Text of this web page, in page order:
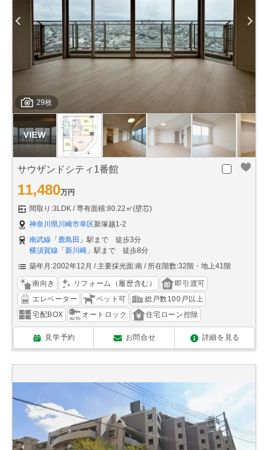
29枚
サウザンドシティ1番館
11,480万円
間取り:3LDK
専有面積:80.22㎡(壁芯)
神奈川県川崎市幸区新塚越1-2
南武線 「 鹿島田 」駅まで 徒歩3分
横須賀線 「新川崎 」駅まで 徒歩8分
築年月:2002年12月
主要採光面:南 所在階数:32階・地上41階
南向き リフォーム（履歴含む）
即引渡可
エレベーター
ペット可
総戸数100戸以上
宅配BOX
オートロック 住宅ローン控除
見学予約 お問合せ 詳細を見る